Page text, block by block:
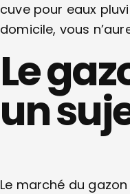
cuve pour eaux
domicile, vous
Le
un
Le marché du